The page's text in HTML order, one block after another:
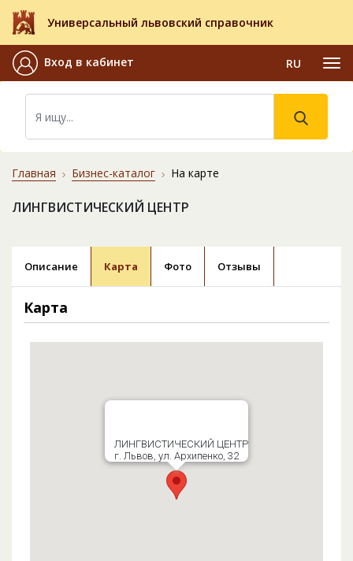
Универсальный львовский справочник
Вход в кабинет RU
Главная Бизнес-каталог На карте
ЛИНГВИСТИЧЕСКИЙ ЦЕНТР
Описание Карта Фото Отзывы
Карта
ЛИНГВИСТИЧЕСКИЙ ЦЕНТР
г. Львов, ул. Архипенко, 32